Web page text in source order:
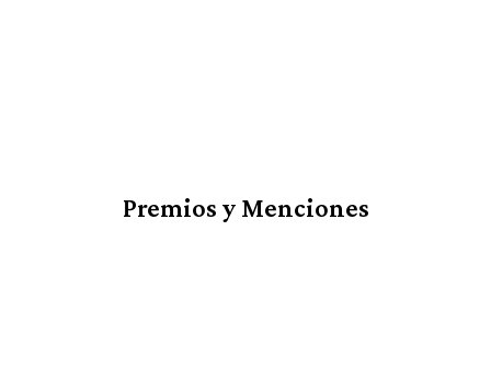
Premios y Menciones